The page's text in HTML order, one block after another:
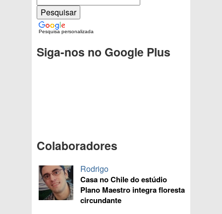
Pesquisa personalizada
Siga-nos no Google Plus
Colaboradores
Rodrigo
Casa no Chile do estúdio
Plano Maestro integra floresta
circundante